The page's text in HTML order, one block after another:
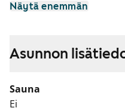
ovat harmaata
ovat valkoisia. Pieni
yhteyteen.
Näytä enemmän
Asunnon
Sauna
Ei